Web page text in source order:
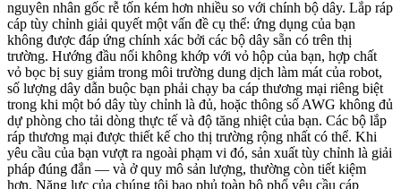
nguyên nhân gốc rễ tốn kém hơn nhiều so với chính bộ dây. Lắp ráp
cáp tùy chỉnh giải quyết một vấn đề cụ thể: ứng dụng của bạn
không được đáp ứng chính xác bởi các bộ dây sẵn có trên thị
trường. Hướng đầu nối không khớp với vỏ hộp của bạn, hợp chất
vỏ bọc bị suy giảm trong môi trường dung dịch làm mát của robot,
số lượng dây dẫn buộc bạn phải chạy ba cáp thương mại riêng biệt
trong khi một bó dây tùy chỉnh là đủ, hoặc thông số AWG không đủ
dự phòng cho tải dòng thực tế và độ tăng nhiệt của bạn. Các bộ lắp
ráp thương mại được thiết kế cho thị trường rộng nhất có thể. Khi
yêu cầu của bạn vượt ra ngoài phạm vi đó, sản xuất tùy chỉnh là giải
pháp đúng đắn — và ở quy mô sản lượng, thường còn tiết kiệm
hơn. Năng lực của chúng tôi bao phủ toàn bộ phổ yêu cầu cáp